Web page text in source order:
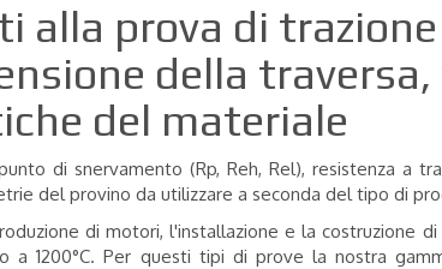
alla prova di
della
del materiale
di snervamento (Rp, Reh, Rel), resistenza a
del provino da utilizzare a seconda del tipo di
di motori, l'installazione e la costruzione
a 1200°C.Per questi tipi di prove la nostra